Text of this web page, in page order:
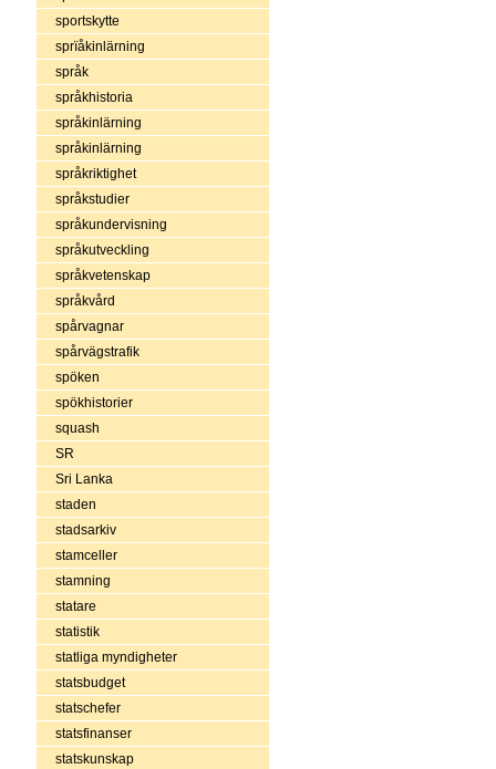
sportskytte
sprïåkinlärning
språk
språkhistoria
språkinlärning
språkinlärning
språkriktighet
språkstudier
språkundervisning
språkutveckling
språkvetenskap
språkvård
spårvagnar
spårvägstrafik
spöken
spökhistorier
squash
SR
Sri Lanka
staden
stadsarkiv
stamceller
stamning
statare
statistik
statliga myndigheter
statsbudget
statschefer
statsfinanser
statskunskap